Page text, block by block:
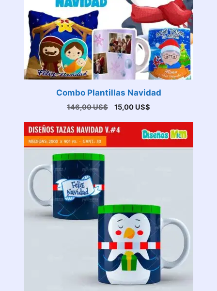
Combo Plantillas Navidad
146,00US$
El
original
146,00 US$.
15,00 US$
es:
15,00 US$.